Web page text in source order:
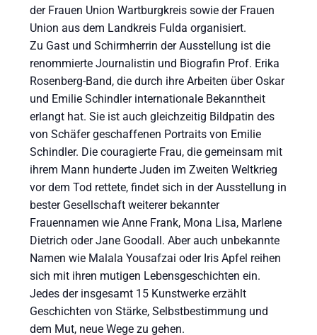
der Frauen Union Wartburgkreis sowie der Frauen
Union aus dem Landkreis Fulda organisiert.
Zu Gast und Schirmherrin der Ausstellung ist die
renommierte Journalistin und Biografin Prof. Erika
Rosenberg-Band, die durch ihre Arbeiten über Oskar
und Emilie Schindler internationale Bekanntheit
erlangt hat. Sie ist auch gleichzeitig Bildpatin des
von Schäfer geschaffenen Portraits von Emilie
Schindler. Die couragierte Frau, die gemeinsam mit
ihrem Mann hunderte Juden im Zweiten Weltkrieg
vor dem Tod rettete, findet sich in der Ausstellung in
bester Gesellschaft weiterer bekannter
Frauennamen wie Anne Frank, Mona Lisa, Marlene
Dietrich oder Jane Goodall. Aber auch unbekannte
Namen wie Malala Yousafzai oder Iris Apfel reihen
sich mit ihren mutigen Lebensgeschichten ein.
Jedes der insgesamt 15 Kunstwerke erzählt
Geschichten von Stärke, Selbstbestimmung und
dem Mut, neue Wege zu gehen.